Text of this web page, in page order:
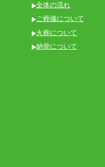
全体の流れ
ご葬儀について
火葬について
納骨について